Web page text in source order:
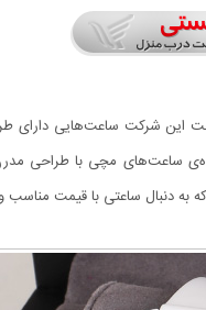
دنبال ساعتی با قیمت